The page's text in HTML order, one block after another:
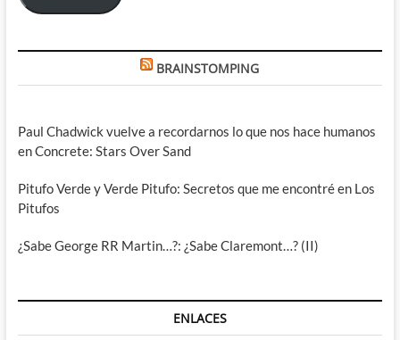
BRAINSTOMPING
Paul Chadwick vuelve a recordarnos lo que nos hace humanos
en Concrete: Stars Over Sand
Pitufo Verde y Verde Pitufo: Secretos que me encontré en Los
Pitufos
¿Sabe George RR Martin…?: ¿Sabe Claremont…? (II)
ENLACES